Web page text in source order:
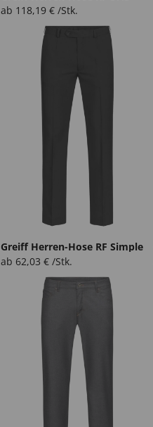
ab 118,19 € /Stk.
Greiff Herren-Hose RF Simple
ab 62,03 € /Stk.